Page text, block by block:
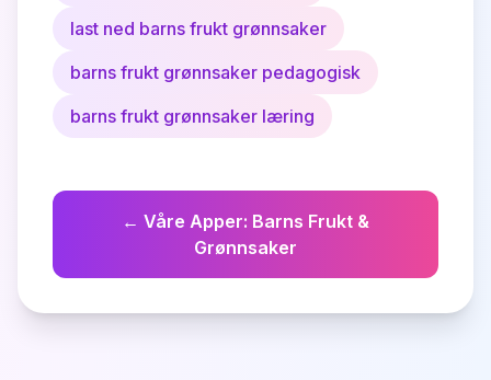
last ned barns frukt grønnsaker
barns frukt grønnsaker pedagogisk
barns frukt grønnsaker læring
← Våre Apper: Barns Frukt &
Grønnsaker